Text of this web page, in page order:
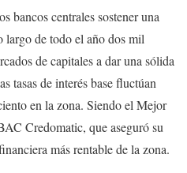
bancos centrales sostener una
largo de todo el año dos mil
de capitales a dar una sólida
tasas de interés base fluctúan
en la zona. Siendo el Mejor
Credomatic, que aseguró su
más rentable de la zona.